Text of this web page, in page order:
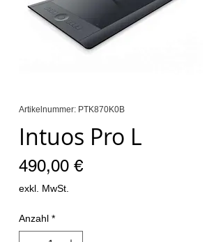
Artikelnummer: PTK870K0B
Intuos Pro L
490,00 €Preis
exkl. MwSt.
Anzahl *